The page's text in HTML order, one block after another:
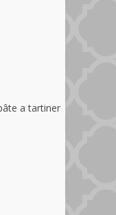
a tartiner